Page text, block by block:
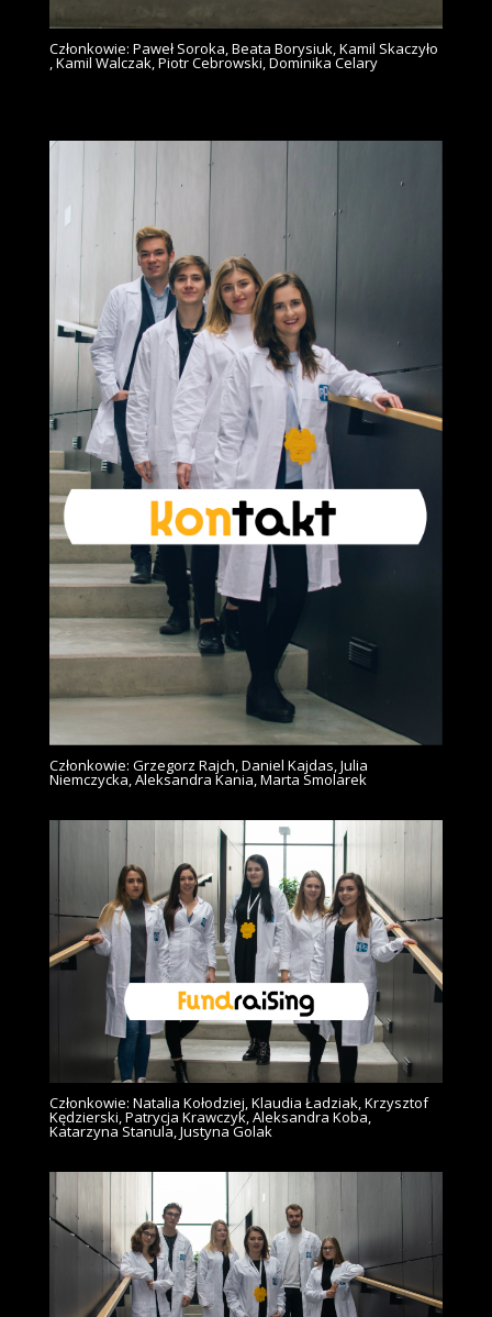
Członkowie: Paweł Soroka, Beata Borysiuk, Kamil Skaczyło
, Kamil Walczak, Piotr Cebrowski, Dominika Celary
Członkowie: Grzegorz Rajch, Daniel Kajdas, Julia
Niemczycka, Aleksandra Kania, Marta Smolarek
Członkowie: Natalia Kołodziej, Klaudia Ładziak, Krzysztof
Kędzierski, Patrycja Krawczyk, Aleksandra Koba,
Katarzyna Stanula, Justyna Golak